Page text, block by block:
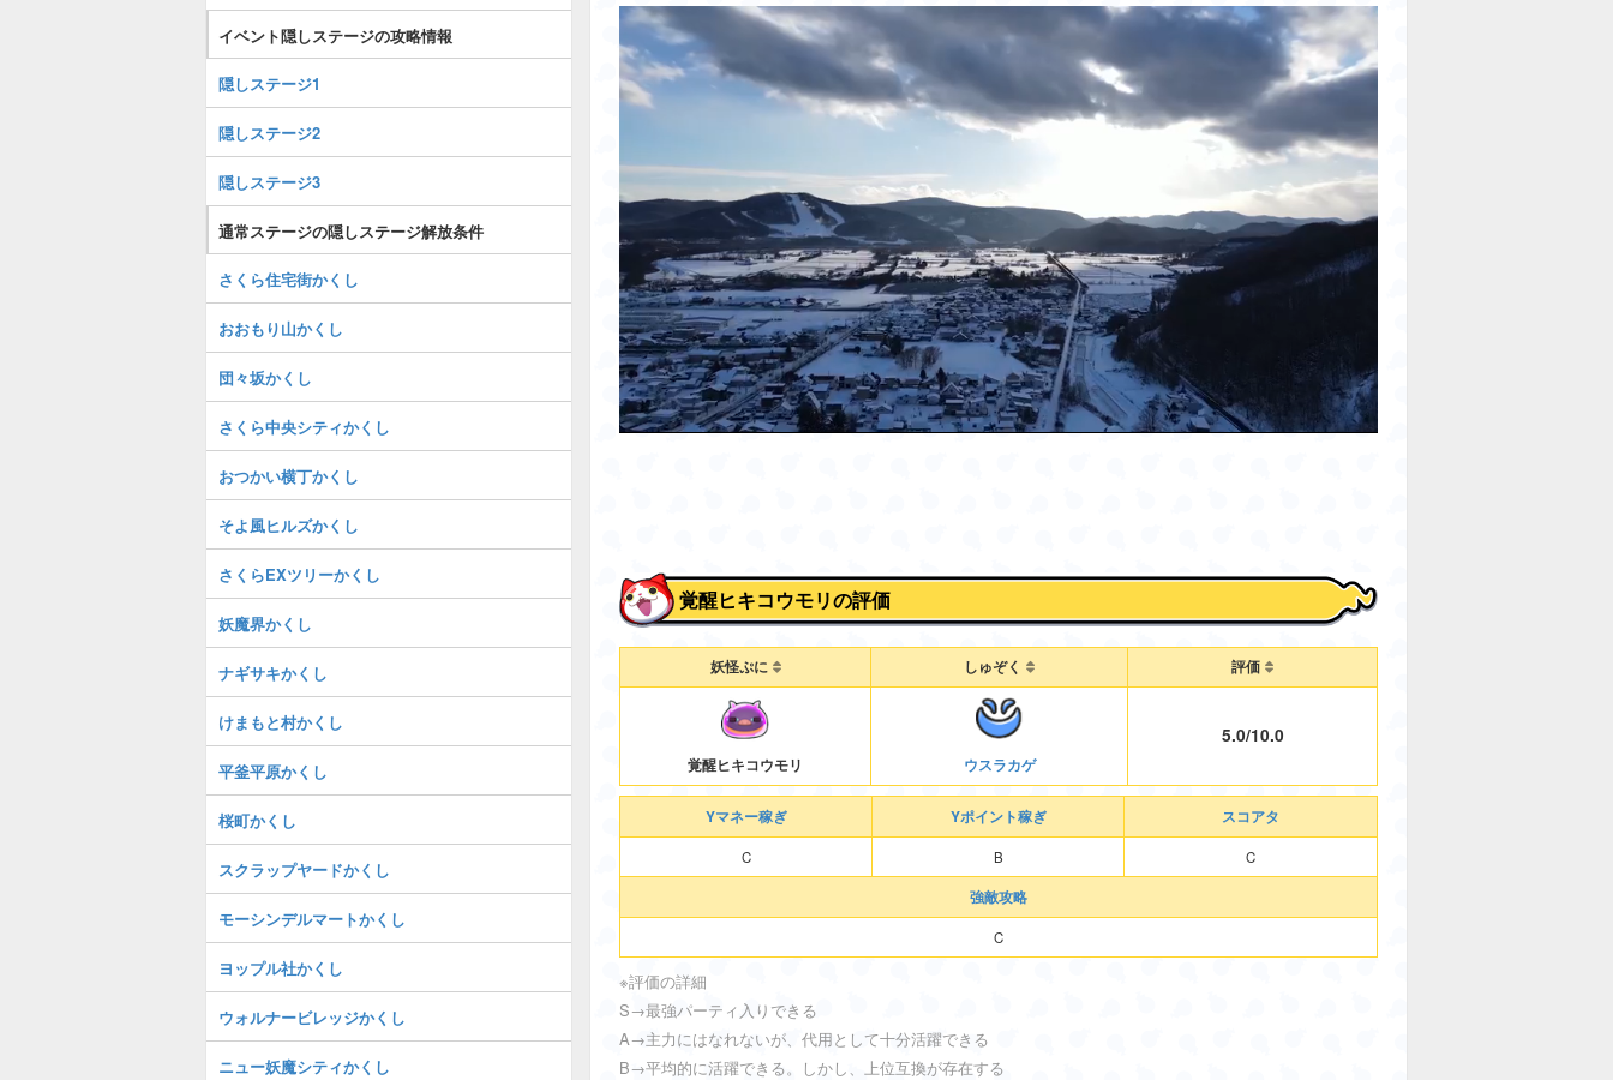
覚醒ヒキコウモリの評価
妖怪ぷに しゅぞく 評価
覚醒ヒキコウモリ ウスラカゲ
5.0/10.0
Yマネー稼ぎ Yポイント稼ぎ スコアタ
C B C
強敵攻略
C
※評価の詳細
S→最強パーティ入りできる
A→主力にはなれないが、代用として十分活躍できる
B→平均的に活躍できる。しかし、上位互換が存在する
イベント隠しステージの攻略情報
隠しステージ1
隠しステージ2
隠しステージ3
通常ステージの隠しステージ解放条件
さくら住宅街かくし
おおもり山かくし
団々坂かくし
さくら中央シティかくし
おつかい横丁かくし
そよ風ヒルズかくし
さくらEXツリーかくし
妖魔界かくし
ナギサキかくし
けまもと村かくし
平釜平原かくし
桜町かくし
スクラップヤードかくし
モーシンデルマートかくし
ヨップル社かくし
ウォルナービレッジかくし
ニュー妖魔シティかくし